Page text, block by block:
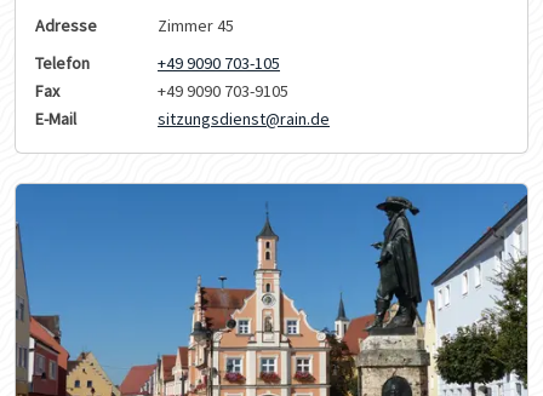
Adresse
Zimmer 45
Telefon
+49 9090 703-105
Fax
+49 9090 703-9105
E-Mail
sitzungsdienst@rain.de